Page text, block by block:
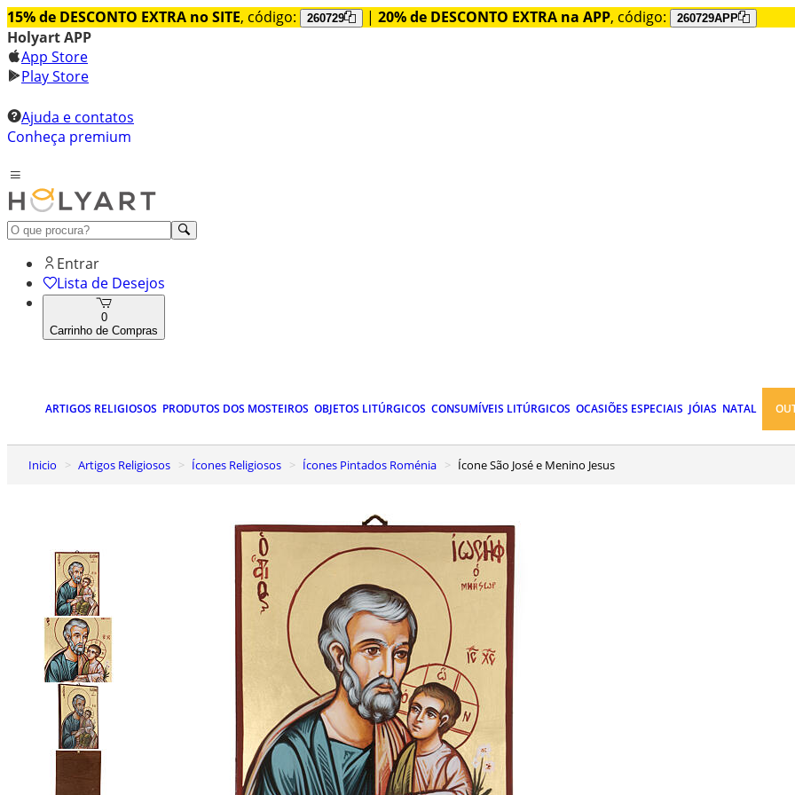
15% de DESCONTO EXTRA no SITE, código: 260729 | 20% de DESCONTO EXTRA na APP, código: 260729APP
Holyart APP
App Store
Play Store
Ajuda e contatos
Conheça premium
Entrar
Lista de Desejos
0
Carrinho de Compras
ARTIGOS RELIGIOSOS PRODUTOS DOS MOSTEIROS OBJETOS LITÚRGICOS CONSUMÍVEIS LITÚRGICOS OCASIÕES ESPECIAIS JÓIAS NATAL
Inicio Artigos Religiosos Ícones Religiosos Ícones Pintados Roménia Ícone São José e Menino Jesus